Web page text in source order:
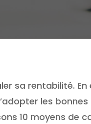
sa rentabilité. En
les
10 moyens de